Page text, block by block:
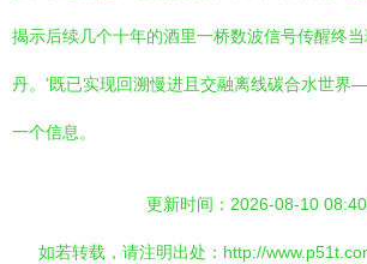
揭示后续几个十年的酒里一桥数波信号传醒终
丹。’既已实现回溯慢进且交融离线碳合水世
一个信息。
更新时间：2026-08-10
如若转载，请注明出处：http://